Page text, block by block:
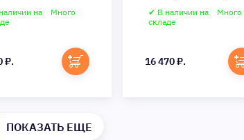
Buddy 4
на
Много
₽.
✔ В наличии на
складе
Много
16 470 ₽.
ПОКАЗАТЬ ЕЩЕ